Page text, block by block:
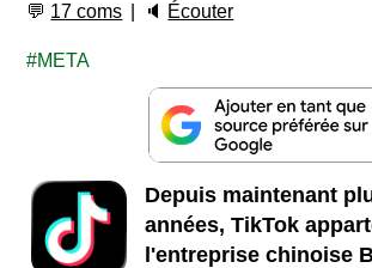
💬 17 coms 🔈 Écouter
META
Depuis maintenant
années, TikTok
l'entreprise chinoise